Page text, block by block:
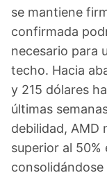
se mantiene
confirmada
necesario para
techo. Hacia
y 215 dólares
últimas
debilidad, AMD
superior al 50%